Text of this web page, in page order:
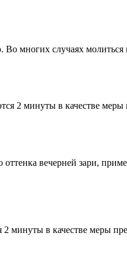
Во многих случаях
2 минуты в качестве меры
вечерней зари,
минуты в качестве меры